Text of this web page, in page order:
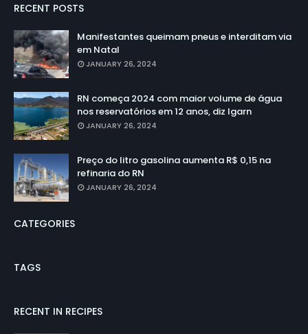
RECENT POSTS
Manifestantes queimam pneus e interditam via
em Natal
JANUARY 26, 2024
RN começa 2024 com maior volume de água
nos reservatórios em 12 anos, diz Igarn
JANUARY 26, 2024
Preço do litro gasolina aumenta R$ 0,15 na
refinaria do RN
JANUARY 26, 2024
CATEGORIES
TAGS
RECENT IN RECIPES